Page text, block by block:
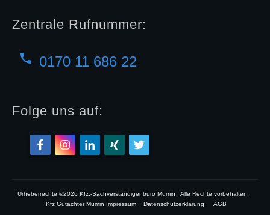
Zentrale Rufnummer:
0170 11 686 22
Folge uns auf:
Urheberrechte ©2026 Kfz.-Sachverständigenbüro Mumin , Alle Rechte vorbehalten.
Kfz Gutachter Mumin Impressum
Datenschutzerklärung AGB